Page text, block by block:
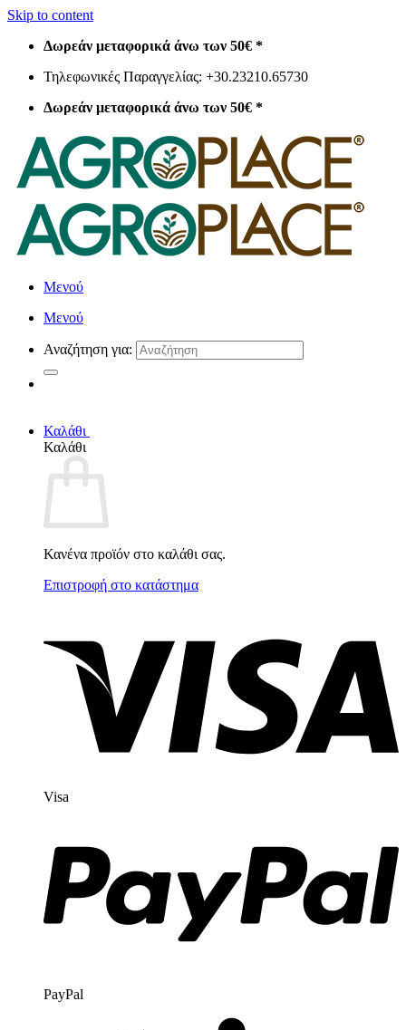
Skip to content
Δωρεάν μεταφορικά άνω των 50€ *
Τηλεφωνικές Παραγγελίας: +30.23210.65730
Δωρεάν μεταφορικά άνω των 50€ *
Μενού
Μενού
Αναζήτηση για:
Καλάθι
Καλάθι
Κανένα προϊόν στο καλάθι σας.
Επιστροφή στο κατάστημα
Visa
PayPal